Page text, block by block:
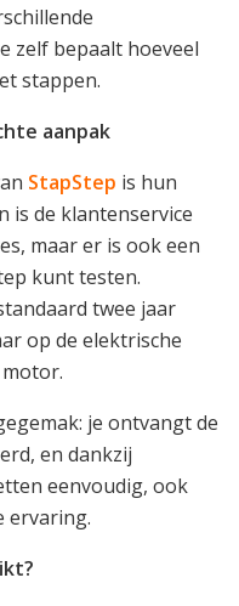
zelf bepaalt hoeveel
stappen.
aanpak
StapStep is hun
is de klantenservice
maar er is ook een
kunt testen.
twee jaar
op de elektrische
je ontvangt de
en dankzij
eenvoudig, ook
ervaring.